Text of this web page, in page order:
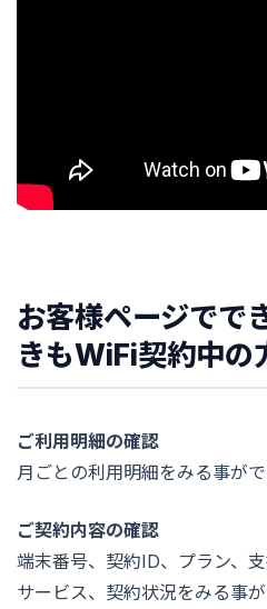
お客様ページでで
きもWiFi契約中の
ご利用明細の確認
月ごとの利用明細をみる事がで
ご契約内容の確認
端末番号、契約ID、プラン、
サービス、契約状況をみる事が